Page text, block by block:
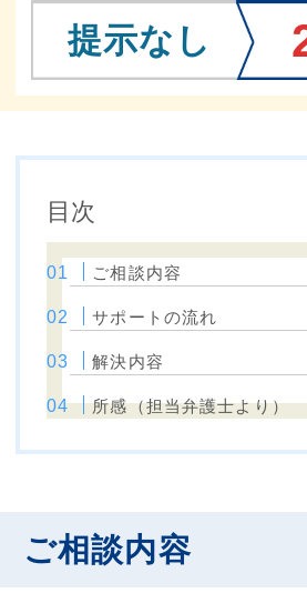
提示なし
目次
ご相談内容
サポートの流れ
解決内容
所感（担当弁護士より）
ご相談内容